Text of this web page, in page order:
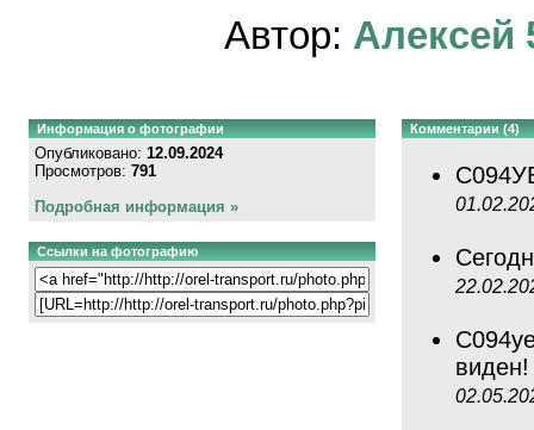
Автор: Алексей
Информация о фотографии
Опубликовано: 12.09.2024
Просмотров: 791
Подробная информация »
Ссылки на фотографию
Комментарии (4)